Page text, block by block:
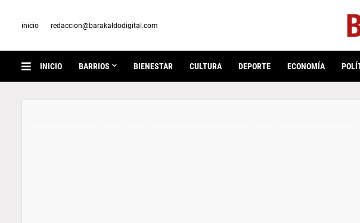
inicio redaccion@barakaldodigital.com
INICIO BARRIOS BIENESTAR CULTURA DEPORTE ECONOMÍA